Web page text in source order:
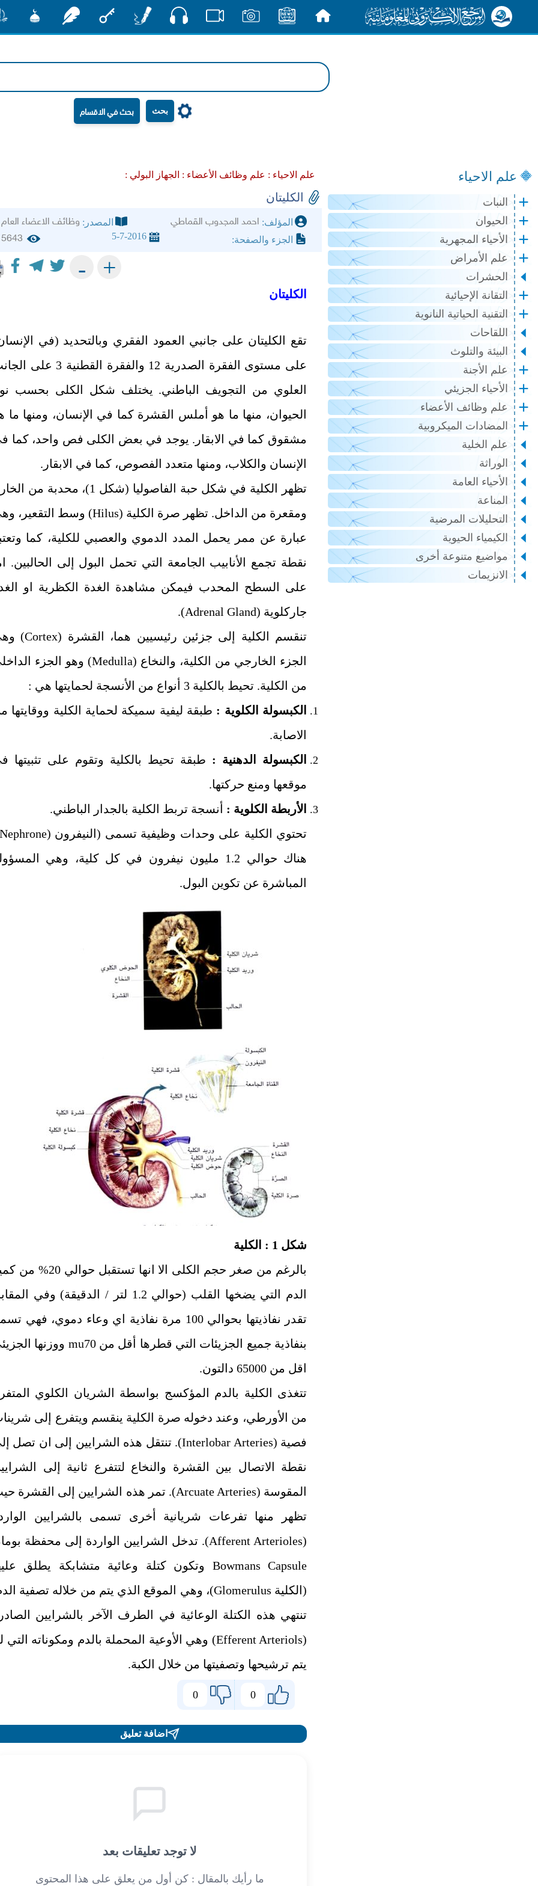
بحث
علم الاحياء
النبات
الحيوان
الأحياء المجهرية
علم الأمراض
الحشرات
التقانة الإحيائية
التقنية الحياتية النانوية
اللقاحات
البيئة والتلوث
علم الأجنة
الأحياء الجزيئي
علم وظائف الأعضاء
المضادات الميكروبية
علم الخلية
الوراثة
الأحياء العامة
المناعة
التحليلات المرضية
الكيمياء الحيوية
مواضيع متنوعة أخرى
الانزيمات
علم الاحياء : علم وظائف الأعضاء : الجهاز البولي :
الكليتان
المؤلف: احمد المجدوب القماطي المصدر: وظائف الاعضاء العام
الجزء والصفحة: 5-7-2016
5643
+
-
الكليتان
تقع الكليتان على جانبي العمود الفقري وبالتحديد (في
على مستوى الفقرة الصدرية 12 والفقرة القطنية 3
العلوي من التجويف الباطني. يختلف شكل الكلى بحسب
الحيوان، منها ما هو أملس القشرة كما في الإنسان، ومنها ما
مشقوق كما في الابقار. يوجد في بعض الكلى فص واحد، كما
الإنسان والكلاب، ومنها متعدد الفصوص، كما في الابقار.
تظهر الكلية في شكل حبة الفاصوليا (شكل 1)، محدبة من
ومقعرة من الداخل. تظهر صرة الكلية (Hilus)
وسط التقعير،
عبارة عن ممر يحمل المدد الدموي والعصبي للكلية، كما
نقطة تجمع الأنابيب الجامعة التي تحمل البول إلى الحالبين.
على السطح المحدب فيمكن مشاهدة الغدة الكظرية او
جاركلوية (Adrenal Gland)
.
تنقسم الكلية إلى جزئين رئيسيين هما، القشرة (Cortex)
الجزء الخارجي من الكلية، والنخاع (Medulla)
وهو الجزء
من الكلية. تحيط بالكلية 3 أنواع من الأنسجة لحمايتها هي :
الكبسولة الكلوية : طبقة ليفية سميكة لحماية الكلية ووقايتها
الاصابة.
الكبسولة الدهنية : طبقة تحيط بالكلية وتقوم على تثبيتها
موقعها ومنع حركتها.
الأربطة الكلوية : أنسجة تربط الكلية بالجدار الباطني.
تحتوي الكلية على وحدات وظيفية تسمى (النيفرون (Nephrone)
هناك حوالي 1.2 مليون نيفرون في كل كلية، وهي
المباشرة عن تكوين البول.
شكل 1 : الكلية
بالرغم من صغر حجم الكلى الا انها تستقبل حوالي
الدم التي يضخها القلب (حوالي 1.2 لتر / الدقيقة) وفي
تقدر نفاذيتها بحوالي 100 مرة نفاذية اي وعاء دموي، فهي
بنفاذية جميع الجزيئات التي قطرها أقل منmu70 ووزنها
اقل من 65000 دالتون.
تتغذى الكلية بالدم المؤكسج بواسطة الشريان الكلوي
من الأورطي، وعند دخوله صرة الكلية ينقسم ويتفرع إلى
فصية (Interlobar Arteries)
. تنتقل هذه الشرايين إلى ان تصل
نقطة الاتصال بين القشرة والنخاع لتتفرع ثانية إلى
المقوسة (Arcuate Arteries)
. تمر هذه الشرايين إلى القشرة
تظهر منها تفرعات شريانية أخرى تسمى بالشرايين
(Afferent Arterioles)
. تدخل الشرايين الواردة إلى محفظة
Bowmans Capsule وتكون كتلة وعائية متشابكة يطلق
(الكلية Glomerulus)، وهي الموقع الذي يتم من خلاله تصفية
تنتهي هذه الكتلة الوعائية في الطرف الآخر بالشرايين
(Efferent Arteriols)
وهي الأوعية المحملة بالدم ومكوناته التي
يتم ترشيحها وتصفيتها من خلال الكبة.
0
0
اضافة تعليق
لا توجد تعليقات بعد
ما رأيك بالمقال : كن أول من يعلق على هذا المحتوى